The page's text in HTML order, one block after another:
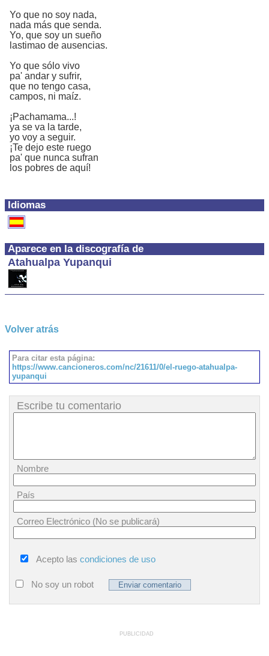
Idiomas
Aparece en la discografía de
Atahualpa Yupanqui
Yo que no soy nada,
nada más que senda.
Yo, que soy un sueño
lastimao de ausencias.
Yo que sólo vivo
pa' andar y sufrir,
que no tengo casa,
campos, ni maíz.
¡Pachamama...!
ya se va la tarde,
yo voy a seguir.
¡Te dejo este ruego
pa' que nunca sufran
los pobres de aquí!
Volver atrás
Para citar esta página:
https://www.cancioneros.com/nc/21611/0/el-ruego-atahualpa-
yupanqui
Escribe tu comentario
Nombre
País
Correo Electrónico (No se publicará)
Acepto las condiciones de uso
No soy un robot
PUBLICIDAD